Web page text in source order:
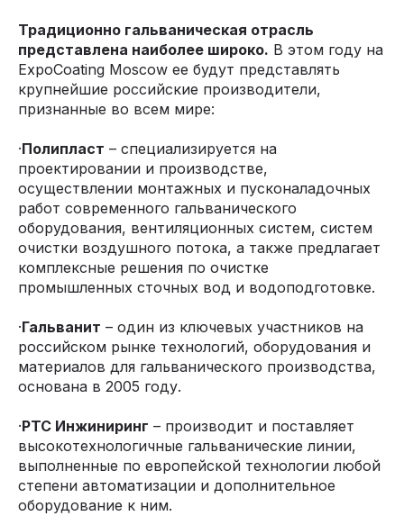
Традиционно гальваническая отрасль
представлена наиболее широко. В этом году на
ExpoCoating Moscow ее будут представлять
крупнейшие российские производители,
признанные во всем мире:
·Полипласт – специализируется на
проектировании и производстве,
осуществлении монтажных и пусконаладочных
работ современного гальванического
оборудования, вентиляционных систем, систем
очистки воздушного потока, а также предлагает
комплексные решения по очистке
промышленных сточных вод и водоподготовке.
·Гальванит – один из ключевых участников на
российском рынке технологий, оборудования и
материалов для гальванического производства,
основана в 2005 году.
·РТС Инжиниринг – производит и поставляет
высокотехнологичные гальванические линии,
выполненные по европейской технологии любой
степени автоматизации и дополнительное
оборудование к ним.